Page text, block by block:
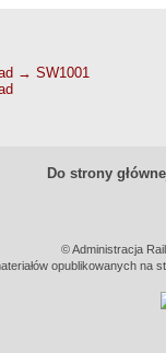
→ SW1001
Do strony
© Administracja
opublikowanych na